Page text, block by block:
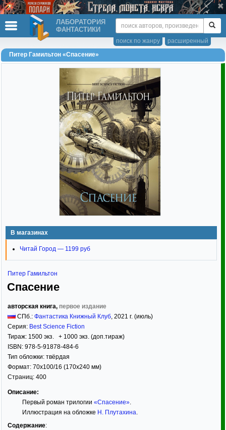
ЛАБОРАТОРИЯ
ФАНТАСТИКИ
расширенный
поиск по жанру
Питер Гамильтон «Спасение»
В магазинах
Читай Город — 1199 руб
Питер Гамильтон
Спасение
авторская книга, первое издание
СПб.: Фантастика Книжный Клуб 2021 г. (июль)
Серия: Best Science Fiction
Тираж: 1500 экз. + 1000 экз. (доп.тираж)
ISBN: 978-5-91878-484-6
Тип обложки: твёрдая
Формат: 70x100/16 (170x240 мм)
Страниц: 400
Описание:
Первый роман трилогии «Спасение».
Иллюстрация на обложке Н. Плутахина
Содержание: